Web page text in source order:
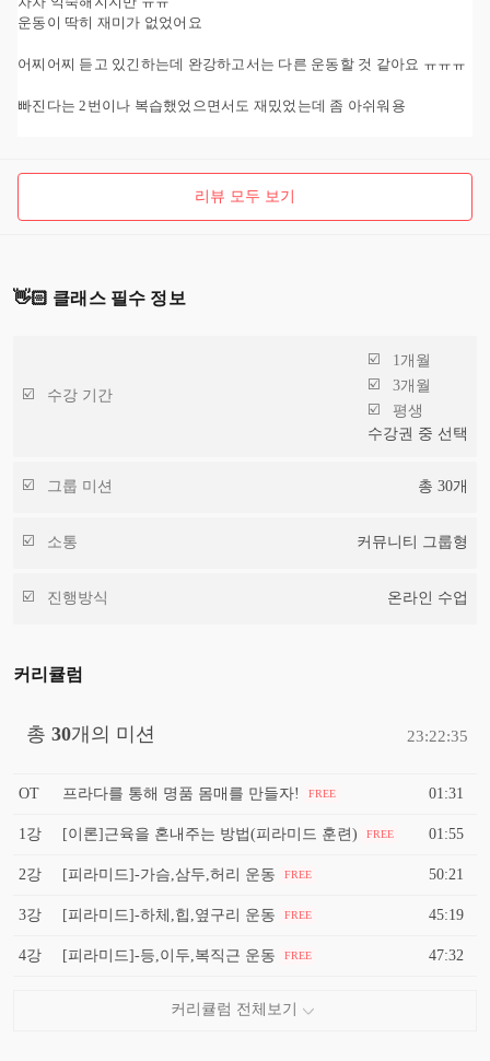
운동이 딱히 재미가 없었어요
어찌어찌 듣고 있긴하는데 완강하고서는 다른 운동할 것 같아요 ㅠㅠㅠ
빠진다는 2번이나 복습했었으면서도 재밌었는데 좀 아쉬워용
리뷰 모두 보기
👋🏻 클래스 필수 정보
수강 기간
1개월
3개월
평생
수강권 중 선택
그룹 미션 총 30개
소통 커뮤니티 그룹형
진행방식 온라인 수업
커리큘럼
총 30개의 미션 23:22:35
OT 프라다를 통해 명품 몸매를 만들자! FREE 01:31
1강 [이론]근육을 혼내주는 방법(피라미드 훈련) FREE 01:55
2강 [피라미드]-가슴,삼두,허리 운동 FREE 50:21
3강 [피라미드]-하체,힙,옆구리 운동 FREE 45:19
4강 [피라미드]-등,이두,복직근 운동 FREE 47:32